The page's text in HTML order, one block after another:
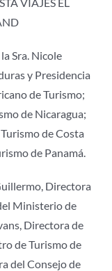
Sra. Nicole
y Presidencia
de Turismo;
de Nicaragua;
de Costa
de Panamá.
Directora
Ministerio de
Directora de
de Turismo de
del Consejo de